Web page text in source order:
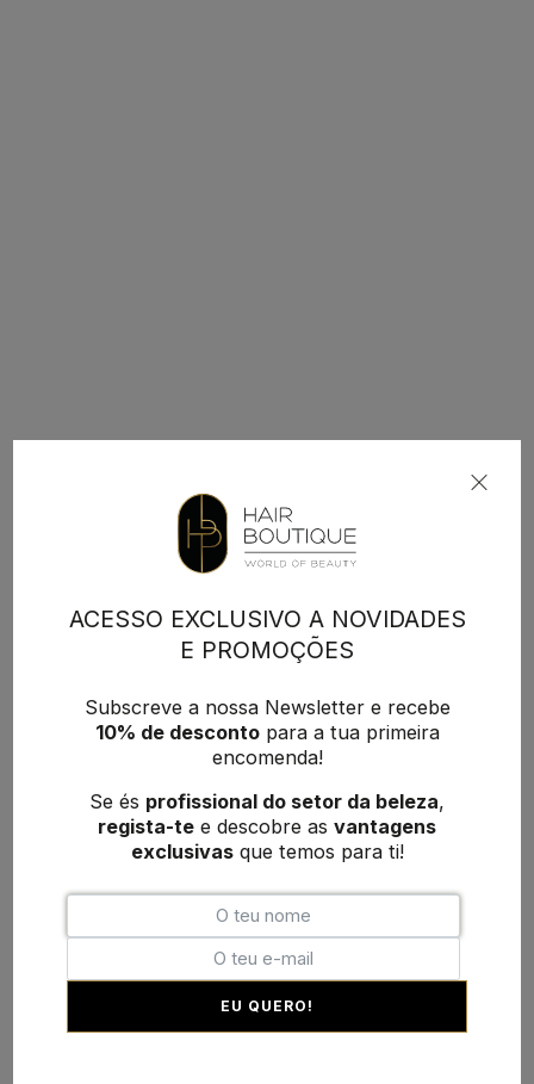
ACESSO EXCLUSIVO A NOVIDADES
E PROMOÇÕES
Subscreve a nossa Newsletter e recebe
10% de descontopara a tua primeira
encomenda!
Se és profissional do setor da beleza,
regista-te e descobre as vantagens
exclusivasque temos para ti!
EU QUERO!